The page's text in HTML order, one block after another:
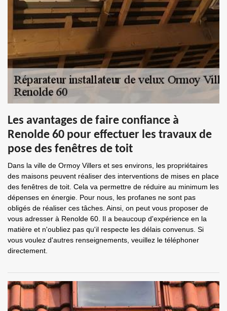
Les avantages de faire confiance à
Renolde 60 pour effectuer les travaux de
pose des fenêtres de toit
Dans la ville de Ormoy Villers et ses environs, les propriétaires
des maisons peuvent réaliser des interventions de mises en place
des fenêtres de toit. Cela va permettre de réduire au minimum les
dépenses en énergie. Pour nous, les profanes ne sont pas
obligés de réaliser ces tâches. Ainsi, on peut vous proposer de
vous adresser à Renolde 60. Il a beaucoup d'expérience en la
matière et n'oubliez pas qu'il respecte les délais convenus. Si
vous voulez d'autres renseignements, veuillez le téléphoner
directement.